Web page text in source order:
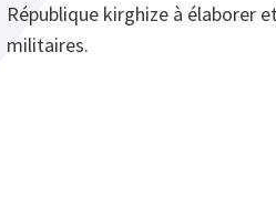
République kirghize à élaborer
militaires.